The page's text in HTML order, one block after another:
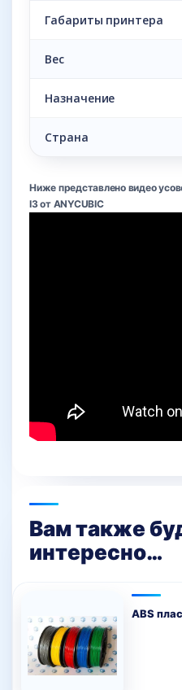
Габариты принтера
Вес
Назначение
Страна
Ниже представлено видео
I3 от ANYCUBIC
Вам также
интересно…
ABS